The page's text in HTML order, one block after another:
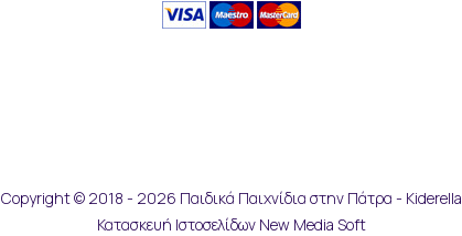
Copyright © 2018 - 2026 Παιδικά Παιχνίδια στην Πάτρα - Kiderella
Κατασκευή Ιστοσελίδων New Media Soft